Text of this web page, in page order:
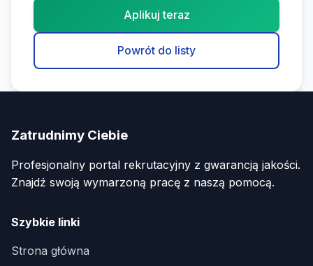
Aplikuj teraz
Powrót do listy
Zatrudnimy Ciebie
Profesjonalny portal rekrutacyjny z gwarancją jakości.
Znajdź swoją wymarzoną pracę z naszą pomocą.
Szybkie linki
Strona główna